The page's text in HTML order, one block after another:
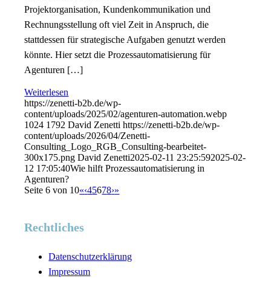
Projektorganisation, Kundenkommunikation und
Rechnungsstellung oft viel Zeit in Anspruch, die
stattdessen für strategische Aufgaben genutzt werden
könnte. Hier setzt die Prozessautomatisierung für
Agenturen […]
Weiterlesen
https://zenetti-b2b.de/wp-
content/uploads/2025/02/agenturen-automation.webp
1024 1792 David Zenetti https://zenetti-b2b.de/wp-
content/uploads/2026/04/Zenetti-
Consulting_Logo_RGB_Consulting-bearbeitet-
300x175.png David Zenetti2025-02-11 23:25:592025-02-
12 17:05:40Wie hilft Prozessautomatisierung in
Agenturen?
Seite 6 von 10«‹45678›»
Rechtliches
Datenschutzerklärung
Impressum